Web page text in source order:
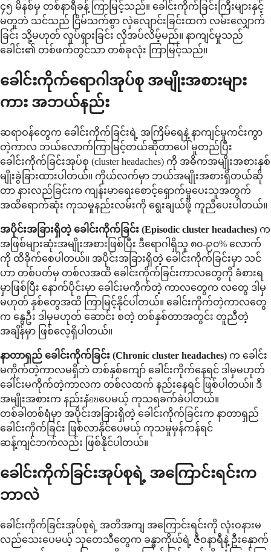
၄၅ မိနစ်မှ တစ်နာရီခန့် ကြာမြင့်သည်။ ခေါင်းကိုက်ခြင်းကြီးများနှင့်
မတူဘဲ သင်သည် ငြိမ်သက်စွာ လှဲလျောင်းခြင်းထက် လမ်းလျှောက်
ခြင်း သို့မဟုတ် လှုပ်ရှားခြင်း လိုအပ်လိမ့်မည်။ နာကျင်မှုသည်
ခေါင်း၏ တစ်ဖက်တွင်သာ တစ်ခုလုံး ကြာမြင့်သည်။
ခေါင်းကိုက်ရောဂါအုပ်စု အမျိုးအစားများ
ကား အဘယ်နည်း
ဆရာဝန်တွေက ခေါင်းကိုက်ခြင်းရဲ့ အကြိမ်ရေနဲ့ နာကျင်မှုကင်းကွာ
တဲ့ကာလ ဘယ်လောက်ကြာမြင့်တယ်ဆိုတာပေါ် မူတည်ပြီး
ခေါင်းကိုက်ခြင်းအုပ်စု (cluster headaches) ကို အဓိကအမျိုးအစားနှစ်
မျိုးခွဲခြားထားပါတယ်။ ကိုယ်လက်မှာ ဘယ်အမျိုးအစားရှိတယ်ဆို
တာ နားလည်ခြင်းက ကျန်းမာရေးစောင့်ရှောက်မှုပေးသူအတွက်
အထိရောက်ဆုံး ကုသမှုနည်းလမ်းကို ရွေးချယ်ဖို့ ကူညီပေးပါတယ်။
အပိုင်းအခြားရှိတဲ့ ခေါင်းကိုက်ခြင်း (Episodic cluster headaches) က
အဖြစ်များဆုံးအမျိုးအစားဖြစ်ပြီး ဒီရောဂါရှိသူ ၈၀-၉၀% လောက်
ကို ထိခိုက်စေပါတယ်။ အပိုင်းအခြားရှိတဲ့ ခေါင်းကိုက်ခြင်းမှာ သင်
ဟာ တစ်ပတ်မှ တစ်လအထိ ခေါင်းကိုက်ခြင်းကာလတွေကို ခံစားရ
မှာဖြစ်ပြီး နောက်ပိုင်းမှာ ခေါင်းမကိုက်တဲ့ ကာလတွေက လတွေ ဒါမှ
မဟုတ် နှစ်တွေအထိ ကြာမြင့်နိုင်ပါတယ်။ ခေါင်းကိုက်တဲ့ကာလတွေ
က နွေဦး ဒါမှမဟုတ် ဆောင်း စတဲ့ တစ်နှစ်တာအတွင်း တူညီတဲ့
အချိန်မှာ ဖြစ်လေ့ရှိပါတယ်။
နာတာရှည် ခေါင်းကိုက်ခြင်း (Chronic cluster headaches) က ခေါင်း
မကိုက်တဲ့ကာလမရှိဘဲ တစ်နှစ်ကျော် ခေါင်းကိုက်နေရင် ဒါမှမဟုတ်
ခေါင်းမကိုက်တဲ့ကာလက တစ်လထက် နည်းနေရင် ဖြစ်ပါတယ်။ ဒီ
အမျိုးအစားက နည်းန้อยပေမယ့် ကုသရခက်ခဲပါတယ်။
တစ်ခါတစ်ရံမှာ အပိုင်းအခြားရှိတဲ့ ခေါင်းကိုက်ခြင်းက နာတာရှည်
ခေါင်းကိုက်ခြင်း ဖြစ်လာနိုင်ပေမယ့် ကုသမှုမှန်ကန်ရင်
ဆန့်ကျင်ဘက်လည်း ဖြစ်နိုင်ပါတယ်။
ခေါင်းကိုက်ခြင်းအုပ်စုရဲ့ အကြောင်းရင်းက
ဘာလဲ
ခေါင်းကိုက်ခြင်းအုပ်စုရဲ့ အတိအကျ အကြောင်းရင်းကို လုံးဝနားမ
လည်သေးပေမယ့် သုတေသီတွေက ခန္ဓာကိုယ်ရဲ့ ဇီဝနာရီနဲ့ ဦးနှောက်